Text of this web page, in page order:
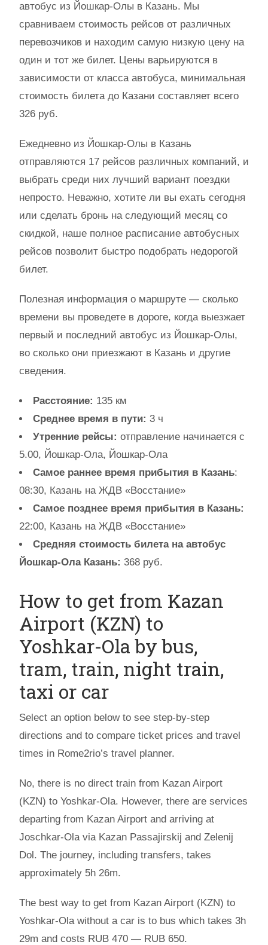
автобус из Йошкар-Олы в Казань. Мы
сравниваем стоимость рейсов от различных
перевозчиков и находим самую низкую цену на
один и тот же билет. Цены варьируются в
зависимости от класса автобуса, минимальная
стоимость билета до Казани составляет всего
326 руб.
Ежедневно из Йошкар-Олы в Казань
отправляются 17 рейсов различных компаний, и
выбрать среди них лучший вариант поездки
непросто. Неважно, хотите ли вы ехать сегодня
или сделать бронь на следующий месяц со
скидкой, наше полное расписание автобусных
рейсов позволит быстро подобрать недорогой
билет.
Полезная информация о маршруте — сколько
времени вы проведете в дороге, когда выезжает
первый и последний автобус из Йошкар-Олы,
во сколько они приезжают в Казань и другие
сведения.
Расстояние: 135 км
Среднее время в пути: 3 ч
Утренние рейсы: отправление начинается с
5.00, Йошкар-Ола, Йошкар-Ола
Самое раннее время прибытия в Казань:
08:30, Казань на ЖДВ «Восстание»
Самое позднее время прибытия в Казань:
22:00, Казань на ЖДВ «Восстание»
Средняя стоимость билета на автобус
Йошкар-Ола Казань: 368 руб.
How to get from Kazan
Airport (KZN) to
Yoshkar-Ola by bus,
tram, train, night train,
taxi or car
Select an option below to see step-by-step
directions and to compare ticket prices and travel
times in Rome2rio’s travel planner.
No, there is no direct train from Kazan Airport
(KZN) to Yoshkar-Ola. However, there are services
departing from Kazan Airport and arriving at
Joschkar-Ola via Kazan Passajirskij and Zelenij
Dol. The journey, including transfers, takes
approximately 5h 26m.
The best way to get from Kazan Airport (KZN) to
Yoshkar-Ola without a car is to bus which takes 3h
29m and costs RUB 470 — RUB 650.